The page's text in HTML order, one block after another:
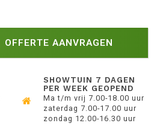
OFFERTE AANVRAGEN
SHOWTUIN 7 DAGEN
PER WEEK GEOPEND
Ma t/m vrij 7.00-18.00 uur
zaterdag 7.00-17.00 uur
zondag 12.00-16.30 uur